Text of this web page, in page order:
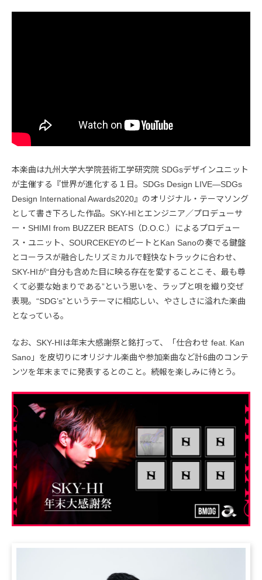
本楽曲は九州大学大学院芸術工学研究院 SDGsデザインユニット
が主催する『世界が進化する１日。SDGs Design LIVE―SDGs
Design International Awards2020』のオリジナル・テーマソング
として書き下ろした作品。SKY-HIとエンジニア／プロデューサ
ー・SHIMI from BUZZER BEATS（D.O.C.）によるプロデュー
ス・ユニット、SOURCEKEYのビートとKan Sanoの奏でる鍵盤
とコーラスが融合したリズミカルで軽快なトラックに合わせ、
SKY-HIが“自分も含めた目に映る存在を愛することこそ、最も尊
くて必要な始まりである”という思いを、ラップと唄を織り交ぜ
表現。“SDG’s”というテーマに相応しい、やさしさに溢れた楽曲
となっている。
なお、SKY-HIは年末大感謝祭と銘打って、「仕合わせ feat. Kan
Sano」を皮切りにオリジナル楽曲や参加楽曲など計6曲のコンテ
ンツを年末までに発表するとのこと。続報を楽しみに待とう。